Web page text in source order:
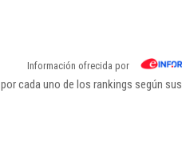
Información ofrecida por
cada uno de los rankings según sus